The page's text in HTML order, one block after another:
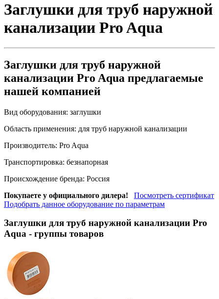
Заглушки для труб наружной
канализации Pro Aqua
Заглушки для труб наружной
канализации Pro Aqua предлагаемые
нашей компанией
Вид оборудования: заглушки
Область применения: для труб наружной канализации
Производитель: Pro Aqua
Транспортировка: безнапорная
Происхождение бренда: Россия
Покупаете у официального дилера!
Посмотреть сертификат
Подобрать данное оборудование по параметрам
Заглушки для труб наружной канализации Pro
Aqua - группы товаров